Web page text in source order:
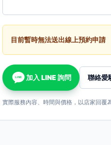
目前暫時無法送出線上預約申請
LINE 加入 LINE 詢問 聯絡愛
實際服務內容、時間與價格，以店家回覆為